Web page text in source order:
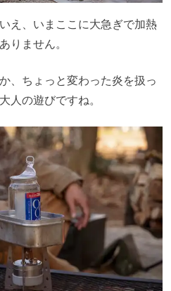
え、いまここに大急ぎで加熱
りません。
、ちょっと変わった炎を扱っ
人の遊びですね。